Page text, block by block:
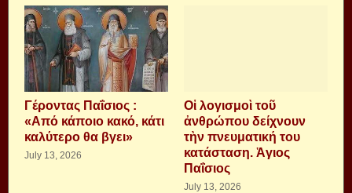
Γέροντας Παΐσιος :
«Από κάποιο κακό, κάτι
καλύτερο θα βγει»
July 13, 2026
Οἱ λογισμοὶ τοῦ
ἀνθρώπου δείχνουν
τὴν πνευματική του
κατάσταση. Ἁγιος
Παΐσιος
July 13, 2026